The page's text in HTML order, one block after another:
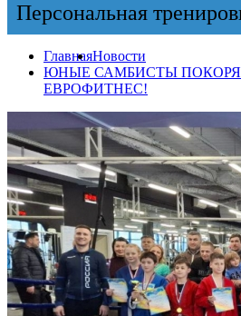
Персональная
ГлавнаяНовости
ЮНЫЕ САМБИСТЫ
ЕВРОФИТНЕС!